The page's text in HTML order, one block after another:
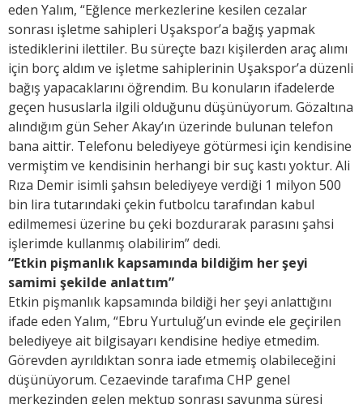
eden Yalım, “Eğlence merkezlerine kesilen cezalar
sonrası işletme sahipleri Uşakspor’a bağış yapmak
istediklerini ilettiler. Bu süreçte bazı kişilerden araç alımı
için borç aldım ve işletme sahiplerinin Uşakspor’a düzenli
bağış yapacaklarını öğrendim. Bu konuların ifadelerde
geçen hususlarla ilgili olduğunu düşünüyorum. Gözaltına
alındığım gün Seher Akay’ın üzerinde bulunan telefon
bana aittir. Telefonu belediyeye götürmesi için kendisine
vermiştim ve kendisinin herhangi bir suç kastı yoktur. Ali
Rıza Demir isimli şahsın belediyeye verdiği 1 milyon 500
bin lira tutarındaki çekin futbolcu tarafından kabul
edilmemesi üzerine bu çeki bozdurarak parasını şahsi
işlerimde kullanmış olabilirim” dedi.
“Etkin pişmanlık kapsamında bildiğim her şeyi
samimi şekilde anlattım”
Etkin pişmanlık kapsamında bildiği her şeyi anlattığını
ifade eden Yalım, “Ebru Yurtuluğ’un evinde ele geçirilen
belediyeye ait bilgisayarı kendisine hediye etmedim.
Görevden ayrıldıktan sonra iade etmemiş olabileceğini
düşünüyorum. Cezaevinde tarafıma CHP genel
merkezinden gelen mektup sonrası savunma süresi